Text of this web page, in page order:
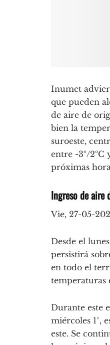
Inumet
que pueden
de aire de
bien la
suroeste,
entre -3º/2ºC
próximas
Ingreso de aire
Vie, 27-05-
Desde el
persistirá
en todo el
temperaturas
Durante este
miércoles 1°,
este. Se